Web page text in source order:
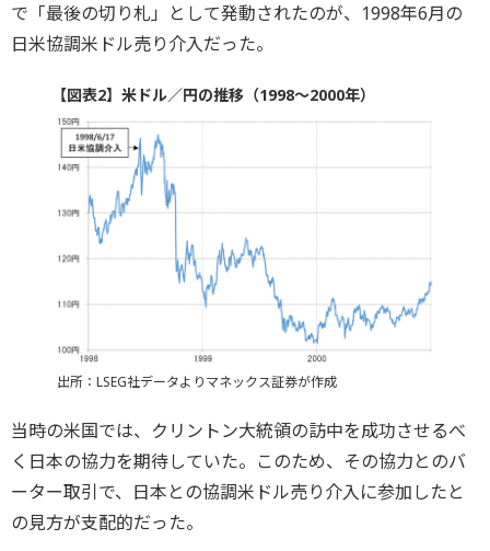
で「最後の切り札」として発動されたのが、1998年6月の
日米協調米ドル売り介入だった。
【図表2】米ドル／円の推移（1998～2000年）
出所：LSEG社データよりマネックス証券が作成
当時の米国では、クリントン大統領の訪中を成功させるべ
く日本の協力を期待していた。このため、その協力とのバ
ーター取引で、日本との協調米ドル売り介入に参加したと
の見方が支配的だった。